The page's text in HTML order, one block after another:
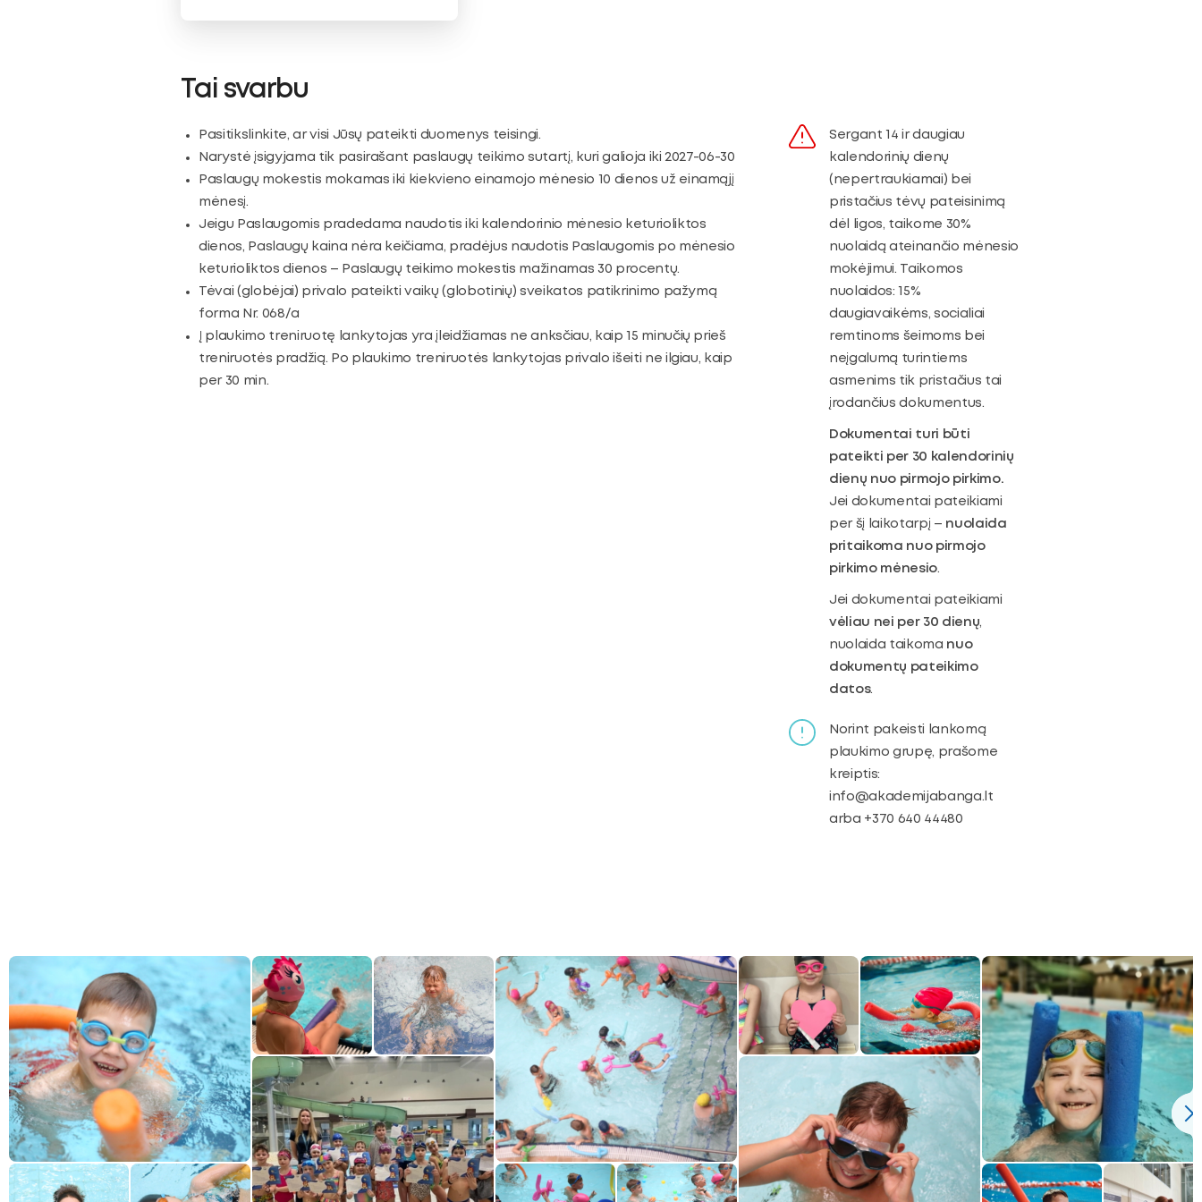
Tai svarbu
Pasitikslinkite, ar visi Jūsų pateikti duomenys teisingi.
Narystė įsigyjama tik pasirašant paslaugų teikimo sutartį, kuri galioja iki 2027-06-30
Paslaugų mokestis mokamas iki kiekvieno einamojo mėnesio 10 dienos už einamąjį
mėnesį.
Jeigu Paslaugomis pradedama naudotis iki kalendorinio mėnesio keturioliktos
dienos, Paslaugų kaina nėra keičiama, pradėjus naudotis Paslaugomis po mėnesio
keturioliktos dienos – Paslaugų teikimo mokestis mažinamas 30 procentų.
Tėvai (globėjai) privalo pateikti vaikų (globotinių) sveikatos patikrinimo pažymą
forma Nr. 068/a
Į plaukimo treniruotę lankytojas yra įleidžiamas ne anksčiau, kaip 15 minučių prieš
treniruotės pradžią. Po plaukimo treniruotės lankytojas privalo išeiti ne ilgiau, kaip
per 30 min.
Sergant 14 ir daugiau
kalendorinių dienų
(nepertraukiamai) bei
pristačius tėvų pateisinimą
dėl ligos, taikome 30%
nuolaidą ateinančio mėnesio
mokėjimui. Taikomos
nuolaidos: 15%
daugiavaikėms, socialiai
remtinoms šeimoms bei
neįgalumą turintiems
asmenims tik pristačius tai
įrodančius dokumentus.
Dokumentai turi būti
pateikti per 30 kalendorinių
dienų nuo pirmojo pirkimo.
Jei dokumentai pateikiami
per šį laikotarpį – nuolaida
pritaikoma nuo pirmojo
pirkimo mėnesio.
Jei dokumentai pateikiami
vėliau nei per 30 dienų,
nuolaida taikoma nuo
dokumentų pateikimo
datos.
Norint pakeisti lankomą
plaukimo grupę, prašome
kreiptis:
info@akademijabanga.lt
arba +370 640 44480